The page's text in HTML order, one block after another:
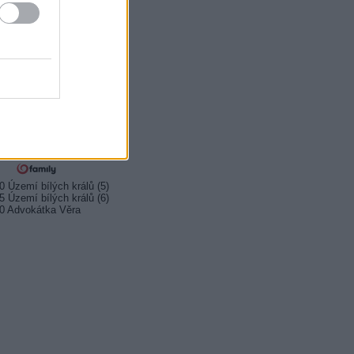
Ordinácia v Eifeli
Komisár Montalbano
Území bílých králů (5)
Území bílých králů (6)
Advokátka Věra